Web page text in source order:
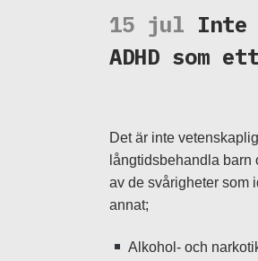
15 jul Inte
ADHD som
Det är inte
långtidsbehandla barn
av de svårigheter som
annat;
Alkohol- och